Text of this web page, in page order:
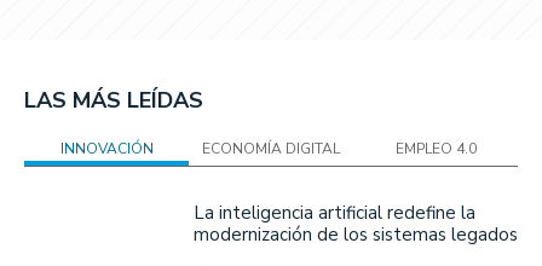
LAS MÁS LEÍDAS
INNOVACIÓN ECONOMÍA DIGITAL EMPLEO 4.0
La inteligencia artificial redefine la
modernización de los sistemas legados